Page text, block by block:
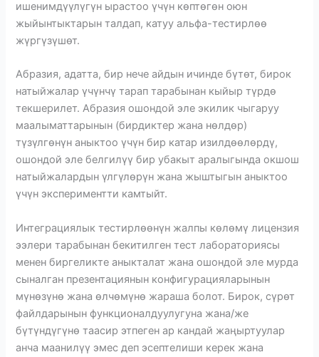
ишенимдүүлүгүн ырастоо үчүн көптөгөн оюн
жыйынтыктарын талдап, катуу альфа-тестирлөө
жүргүзүшөт.
Абразия, адатта, бир нече айдын ичинде бүтөт, бирок
натыйжалар үчүнчү тарап тарабынан кыйыр түрдө
текшерилет. Абразия ошондой эле экилик чыгаруу
маалыматтарынын (бирдиктер жана нөлдөр)
түзүлгөнүн аныктоо үчүн бир катар изилдөөлөрдү,
ошондой эле белгилүү бир убакыт аралыгында окшош
натыйжалардын үлгүлөрүн жана жыштыгын аныктоо
үчүн экспериментти камтыйт.
Интеграциялык тестирлөөнүн жалпы көлөмү лицензия
ээлери тарабынан бекитилген тест лабораториясы
менен биргеликте аныкталат жана ошондой эле мурда
сыналган презентациянын конфигурацияларынын
мүнөзүнө жана өлчөмүнө жараша болот. Бирок, сүрөт
файлдарынын функционалдуулугуна жана/же
бүтүндүгүнө таасир этпеген ар кандай жаңыртуулар
анча маанилүү эмес деп эсептелиши керек жана